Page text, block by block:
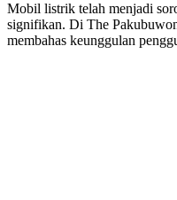
Mobil listrik telah menjadi
signifikan. Di The
membahas keunggulan